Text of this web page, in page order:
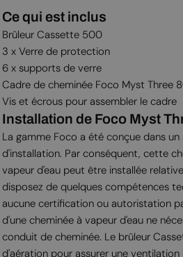
Ce qui est inclus
Brûleur Cassette 500
3 x Verre de protection
6 x supports de verre
Cadre de cheminée Foco Myst Three
Vis et écrous pour assembler le cadre
Installation de Foco Myst
La gamme Foco a été conçue dans
d'installation. Par conséquent, cette
vapeur d'eau peut être installée
disposez de quelques compétences
aucune certification ou autoristation
d'une cheminée à vapeur d'eau ne
conduit de cheminée. Le brûleur
d'aération pour assurer une